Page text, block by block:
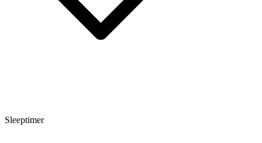
Sleeptimer